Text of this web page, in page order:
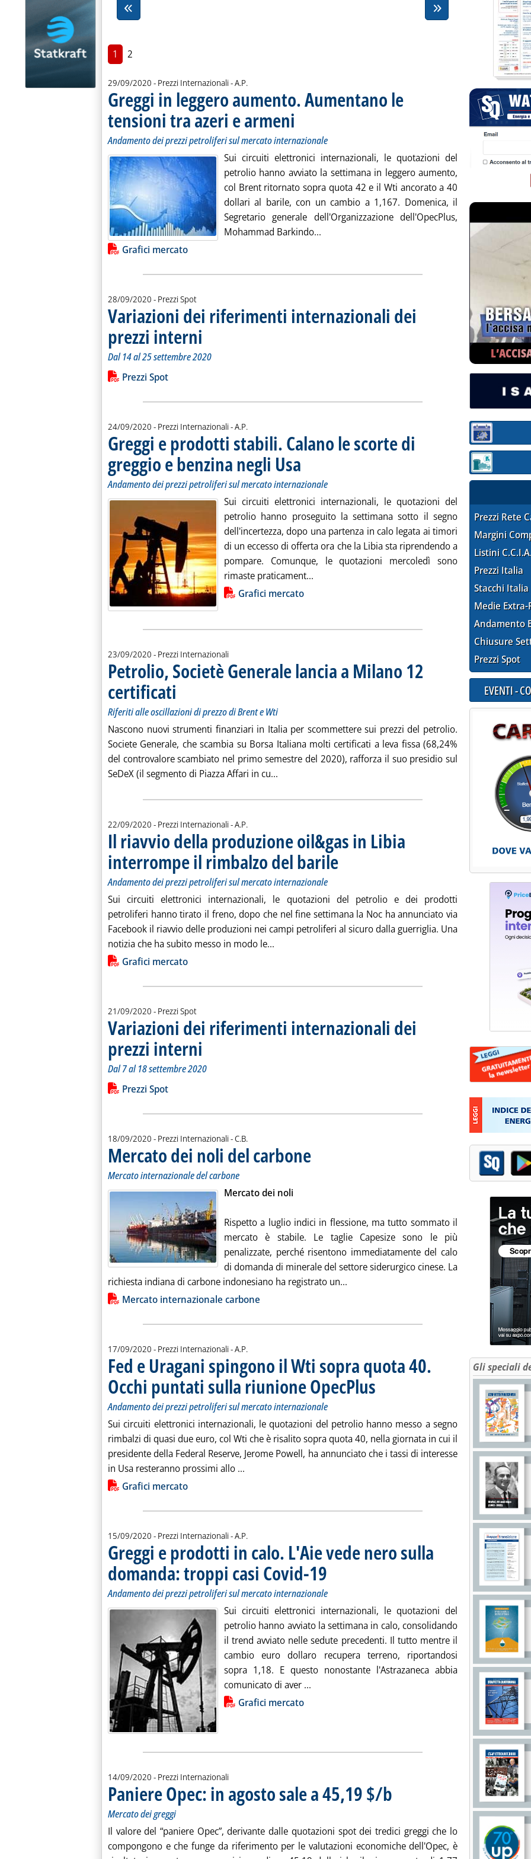
1 2
29/09/2020 - Prezzi Internazionali -di:
A.P.
Greggi in leggero aumento. Aumentano le
tensioni tra azeri e armeni . Sottotitolo: Andamento dei prezzi petroliferi sul mercato internazionale
Andamento dei prezzi petroliferi sul mercato internazionale
Sui circuiti elettronici internazionali, le quotazioni del
petrolio hanno avviato la settimana in leggero aumento,
col Brent ritornato sopra quota 42 e il Wti ancorato a 40
dollari al barile, con un cambio a 1,167. Domenica, il
Segretario generale dell'Organizzazione dell'OpecPlus,
Mohammad Barkindo... Leggi tutta la notizia: 'Greggi in leggero
Lista allegati PDF alla notizia
Grafici mercato
28/09/2020 - Prezzi Spot
Variazioni dei riferimenti internazionali dei
prezzi interni
Dal 14 al 25 settembre 2020
Leggi tutta la notizia: 'Variazioni dei riferimenti internazionali dei prezzi interni '
Lista allegati PDF alla notizia
Prezzi Spot
24/09/2020 - Prezzi Internazionali -di:
A.P.
Greggi e prodotti stabili. Calano le scorte di
greggio e benzina negli Usa . Sottotitolo: Andamento dei prezzi petroliferi sul mercato internazionale
Andamento dei prezzi petroliferi sul mercato internazionale
Sui circuiti elettronici internazionali, le quotazioni del
petrolio hanno proseguito la settimana sotto il segno
dell'incertezza, dopo una partenza in calo legata ai timori
di un eccesso di offerta ora che la Libia sta riprendendo a
pompare. Comunque, le quotazioni mercoledì sono
rimaste praticament... Leggi tutta la notizia: 'Greggi e prodotti stabili.
Lista allegati PDF alla notiziaGrafici mercato
23/09/2020 - Prezzi Internazionali
Petrolio, Societè Generale lancia a Milano 12
certificati
Riferiti alle oscillazioni di prezzo di Brent e Wti
Nascono nuovi strumenti finanziari in Italia per scommettere sui prezzi del petrolio.
Societe Generale, che scambia su Borsa Italiana molti certificati a leva fissa (68,24%
del controvalore scambiato nel primo semestre del 2020), rafforza il suo presidio sul
SeDeX (il segmento di Piazza Affari in cu... Leggi tutta la notizia: 'Petrolio, Societè Generale lancia a
22/09/2020 - Prezzi Internazionali -di:
A.P.
Il riavvio della produzione oil&gas in Libia
interrompe il rimbalzo del barile . Sottotitolo: Andamento dei prezzi petroliferi sul mercato
Andamento dei prezzi petroliferi sul mercato internazionale
Sui circuiti elettronici internazionali, le quotazioni del petrolio e dei prodotti
petroliferi hanno tirato il freno, dopo che nel fine settimana la Noc ha annunciato via
Facebook il riavvio delle produzioni nei campi petroliferi al sicuro dalla guerriglia. Una
notizia che ha subito messo in modo le... Leggi tutta la notizia: 'Il riavvio della produzione oil&gas in
Lista allegati PDF alla notizia
Grafici mercato
21/09/2020 - Prezzi Spot
Variazioni dei riferimenti internazionali dei
prezzi interni
Dal 7 al 18 settembre 2020
Leggi tutta la notizia: 'Variazioni dei riferimenti internazionali dei prezzi interni '
Lista allegati PDF alla notizia
Prezzi Spot
18/09/2020 - Prezzi Internazionali -di:
C.B.
Mercato dei noli del carbone
Mercato internazionale del carbone
Mercato dei noli
Rispetto a luglio indici in flessione, ma tutto sommato il
mercato è stabile. Le taglie Capesize sono le più
penalizzate, perché risentono immediatamente del calo
di domanda di minerale del settore siderurgico cinese. La
richiesta indiana di carbone indonesiano ha registrato un... Leggi tutta la notizia: 'Mercato dei noli del
Lista allegati PDF alla notizia
Mercato internazionale carbone
17/09/2020 - Prezzi Internazionali -di:
A.P.
Fed e Uragani spingono il Wti sopra quota 40.
Occhi puntati sulla riunione OpecPlus . Sottotitolo: Andamento dei prezzi petroliferi sul
. Pubblicata giovedì 17 settembre 2020 alle 12.32.
Andamento dei prezzi petroliferi sul mercato internazionale
Sui circuiti elettronici internazionali, le quotazioni del petrolio hanno messo a segno
rimbalzi di quasi due euro, col Wti che è risalito sopra quota 40, nella giornata in cui il
presidente della Federal Reserve, Jerome Powell, ha annunciato che i tassi di interesse
in Usa resteranno prossimi allo ... Leggi tutta la notizia: 'Fed e Uragani spingono il Wti sopra quota
Lista allegati PDF alla notizia
Grafici mercato
15/09/2020 - Prezzi Internazionali -di:
A.P.
Greggi e prodotti in calo. L'Aie vede nero sulla
domanda: troppi casi Covid-19 . Sottotitolo: Andamento dei prezzi petroliferi sul mercato internazionale
Andamento dei prezzi petroliferi sul mercato internazionale
Sui circuiti elettronici internazionali, le quotazioni del
petrolio hanno avviato la settimana in calo, consolidando
il trend avviato nelle sedute precedenti. Il tutto mentre il
cambio euro dollaro recupera terreno, riportandosi
sopra 1,18. E questo nonostante l'Astrazaneca abbia
comunicato di aver ... Leggi tutta la notizia: 'Greggi e prodotti in calo.
Lista allegati PDF alla notiziaGrafici mercato
14/09/2020 - Prezzi Internazionali
Paniere Opec: in agosto sale a 45,19 $/b . Pubblicata lunedì 14 settembre 2020 alle 15.40.
Mercato dei greggi
Il valore del “paniere Opec”, derivante dalle quotazioni spot dei tredici greggi che lo
compongono e che funge da riferimento per le valutazioni economiche dell'Opec, è
Sezione:
Sezione:
Prezzi Rete
Margini
Listini
Prezzi Italia
Stacchi Italia
Medie Extra-
Andamento
Chiusure
Prezzi Spot
EVENTI -
Gli speciali